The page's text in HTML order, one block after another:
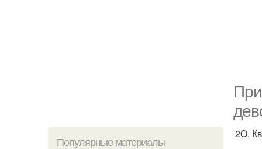
Популярные материалы
2O.